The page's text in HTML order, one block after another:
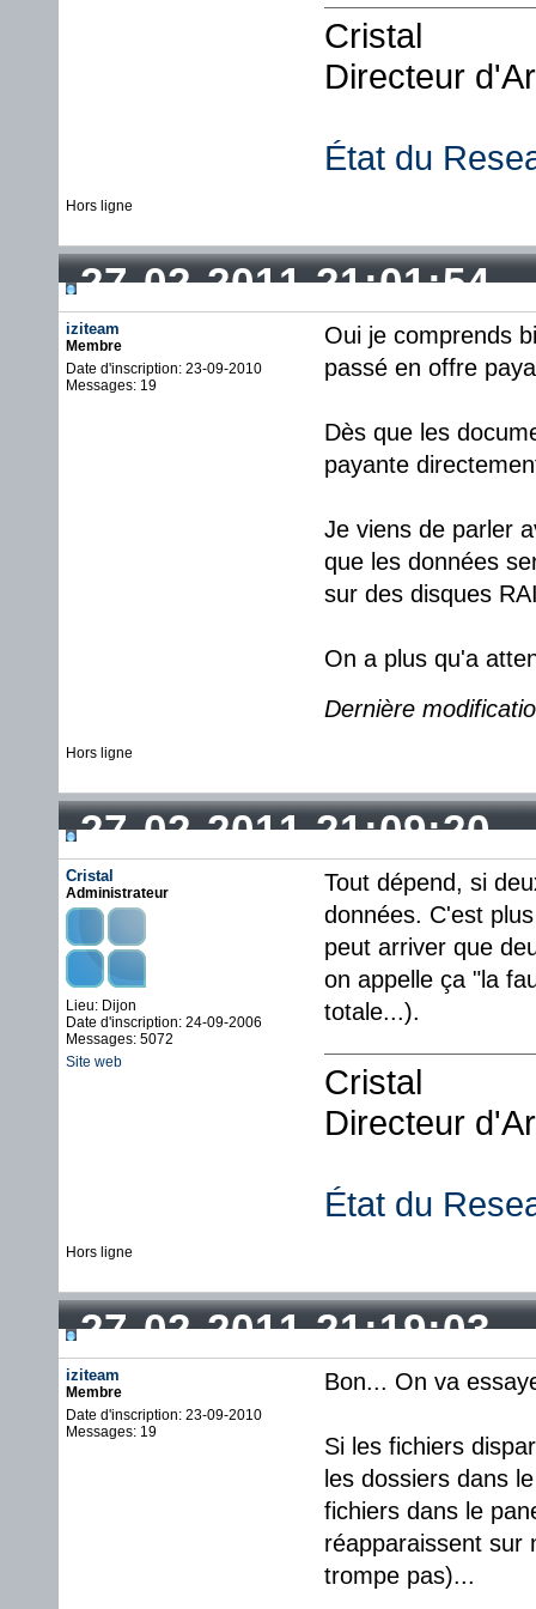
Cristal
Directeur
État du
Hors ligne
27-02-2011 21:01:54
iziteam
Membre
Date d'inscription: 23-09-2010
Messages: 19
Oui je comprends
passé en offre
Dès que les
payante
Je viens de parler
que les données
sur des disques
On a plus qu'a
Dernière
Hors ligne
27-02-2011 21:09:20
Cristal
Administrateur
Lieu: Dijon
Date d'inscription: 24-09-2006
Messages: 5072
Site web
Tout dépend, si
données. C'est
peut arriver que
on appelle ça "la
totale...).
Cristal
Directeur
État du
Hors ligne
27-02-2011 21:19:03
iziteam
Membre
Date d'inscription: 23-09-2010
Messages: 19
Bon... On va
Si les fichiers
les dossiers dans
fichiers dans le
réapparaissent sur
trompe pas)...